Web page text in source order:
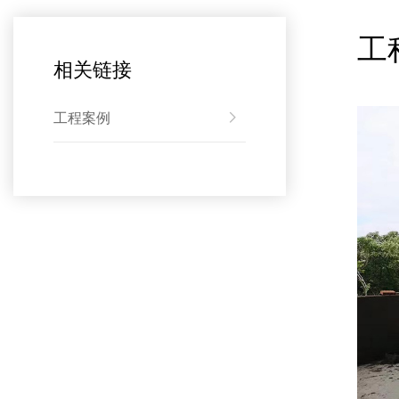
相关链接
工程案例
工